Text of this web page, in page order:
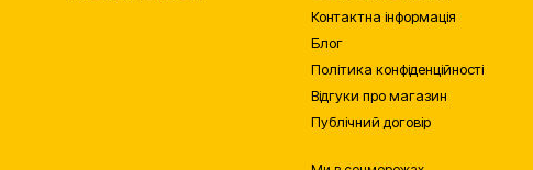
Контактна інформація
Блог
Політика конфіденційності
Відгуки про магазин
Публічний договір